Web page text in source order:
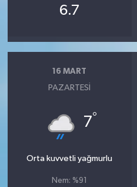
6.7
16 MART
PAZARTESI
7°
Orta kuvvetli yağmurlu
Nem: %91